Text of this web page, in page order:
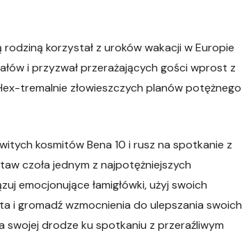
korzystał z uroków wakacji w Europie
i przyzwał przerażających gości wprost z
tremalnie złowieszczych planów potężnego
kosmitów Bena 10 i rusz na spotkanie z
czoła jednym z najpotężniejszych
emocjonujące łamigłówki, użyj swoich
i gromadź wzmocnienia do ulepszania swoich
swojej drodze ku spotkaniu z przeraźliwym